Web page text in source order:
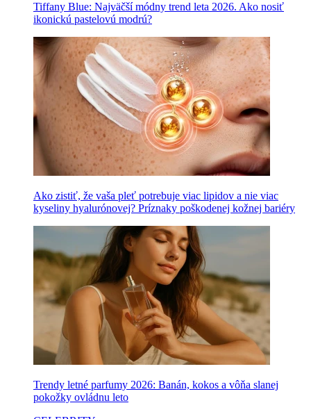
Tiffany Blue: Najväčší módny trend leta 2026. Ako nosiť
ikonickú pastelovú modrú?
Ako zistiť, že vaša pleť potrebuje viac lipidov a nie viac
kyseliny hyalurónovej? Príznaky poškodenej kožnej bariéry
Trendy letné parfumy 2026: Banán, kokos a vôňa slanej
pokožky ovládnu leto